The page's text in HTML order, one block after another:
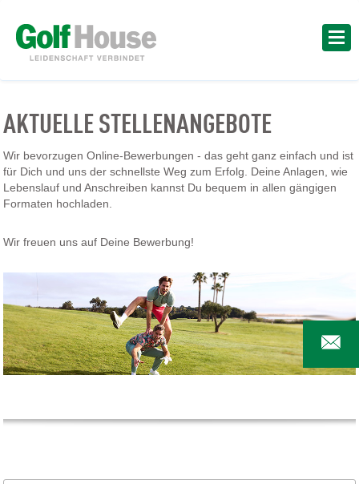
AKTUELLE STELLENANGEBOTE
Wir bevorzugen Online-Bewerbungen - das geht ganz einfach und ist
für Dich und uns der schnellste Weg zum Erfolg. Deine Anlagen, wie
Lebenslauf und Anschreiben kannst Du bequem in allen gängigen
Formaten hochladen.
Wir freuen uns auf Deine Bewerbung!